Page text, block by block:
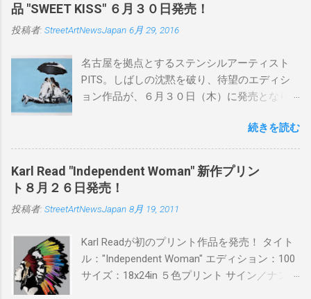
品 "SWEET KISS" ６月３０日発売！
投稿者: StreetArtNewsJapan 6月 29, 2016
名古屋を拠点とするステンシルアーティスト
PITS。しばしの沈黙を破り、待望のエディシ
ョン作品が、６月３０日（木）に発売となり
品に落とし込むスタイルは今作でも健在。(
PITSの過去記事はこちらから ) 発売日：6月30
日(木)19時 タイトル：SWEET KISS カラー：
BLUE/MINT GREEN/PINK/YELLOW エディショ
ン：各色５ サイズ：800mm × 550mm 価格：
¥16,000(¥17,280) 購入は、 こちら から
続きを読む
Karl Read "Independent Woman" 新作プリン
ト８月２６日発売！
投稿者: StreetArtNewsJapan 8月 19, 2011
Karl Readが初のプリント作品を発売！ タイト
ル："Independent Woman" エディション：100
サイズ：18x24in ５色プリント サイン／ナンバ